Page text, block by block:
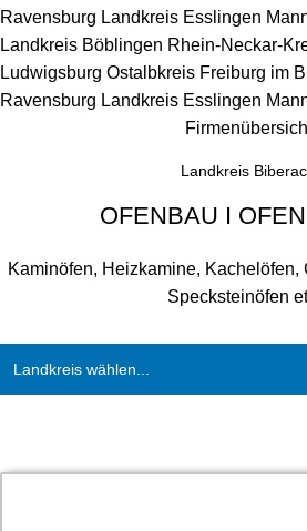
Ravensburg Landkreis Esslingen
Landkreis Böblingen Rhein-Neckar-
Ludwigsburg Ostalbkreis Freiburg im
Ravensburg Landkreis Esslingen
Landkreis
OFENBAU I
Kaminöfen, Heizkamine, Kachelöfen,
Specksteinöfen
Landkreis wählen...